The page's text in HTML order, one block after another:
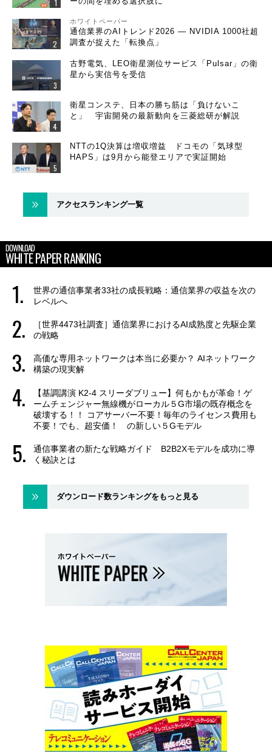
ホワイトペーパー
通信業界のAIトレンド2026 ― NVIDIA 1000社超
調査が捉えた「転換点」
古野電気、LEO衛星測位サービス「Pulsar」の衛
星から実信号を受信
衛星コンステ、日本の勝ち筋は「負けないこ
と」 宇宙開発の最新動向を三菱総研が解説
NTTの1Q決算は増収増益 ドコモの「気球型
HAPS」は9月から能登エリアで実証開始
アクセスランキング一覧
DOWNLOAD
WHITE PAPER RANKING
世界の通信事業者33社の成長戦略：通信業界の収益を次の
レベルへ
［世界4473社調査］通信業界におけるAI成熟度と先駆企業
の戦略
高価な専用ネットワークは本当に必要か？ AIネットワーク
構築の現実解
【基調講演 K2-4 スリーダブリュー】何もかもが革命！ゲ
ームチェンジャー無線機がローカル５G市場の既存概念を
破壊する！！ コアサーバー不要！毎年のライセンス費用も
不要！でも、超安価！ の新しい５Gモデル
通信事業者の新たな戦略ガイド B2B2Xモデルを成功に導
く秘訣とは
ダウンロード数ランキングをもっと見る